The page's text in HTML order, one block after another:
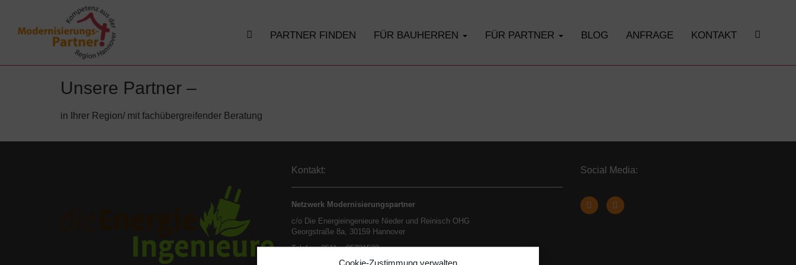
Cookie-Zustimmung verwalten
PARTNER FINDEN FÜR BAUHERREN FÜR PARTNER BLOG ANFRAGE KONTAKT
Unsere Partner –
in Ihrer Region/ mit fachübergreifender Beratung
Kontakt:
Netzwerk Modernisierungspartner
c/o Die Energieingenieure Nieder und Reinisch OHG
Georgstraße 8a, 30159 Hannover
Telefon: 0511 – 95731529
info@modernisierungspartner-hannover.de
Social Media: